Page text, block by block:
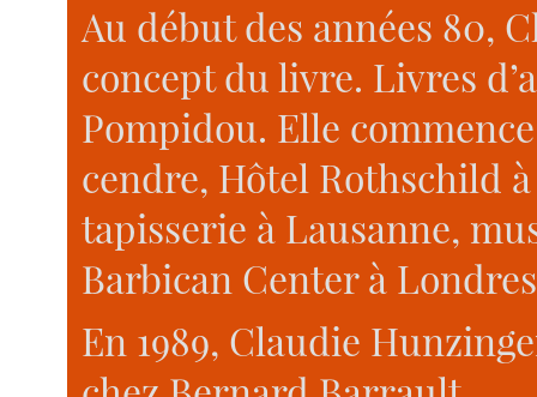
Au début des années 80,
concept du livre. Livres
Pompidou. Elle
cendre, Hôtel Rothschild
tapisserie à Lausanne,
Barbican Center à
En 1989, Claudie